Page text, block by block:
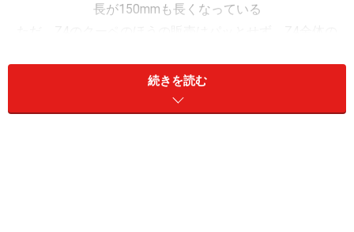
長が150mmも長くなっている
ボクスターと並ぶ存在に成長したのとは対照的なので
す。もっともZ4の場合は、クーペよりもロードスターの
続きを読む